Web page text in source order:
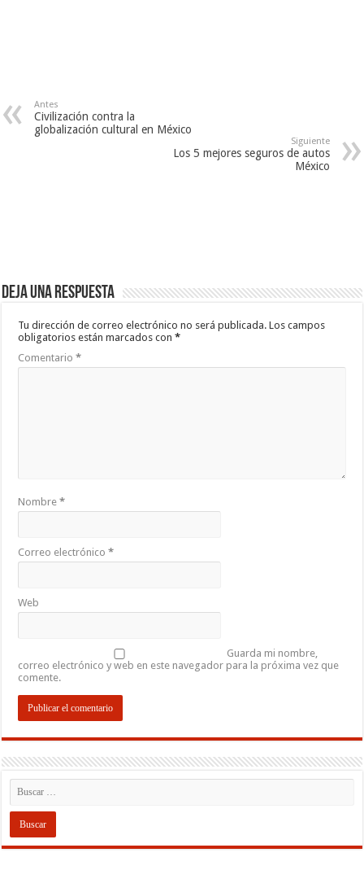
Antes
Civilización contra la
globalización cultural en México
Siguiente
Los 5 mejores seguros de autos
México
Deja una respuesta
Tu dirección de correo electrónico no será publicada. Los campos
obligatorios están marcados con*
Comentario*
Nombre*
Correo electrónico*
Web
Guarda mi nombre,
correo electrónico y web en este navegador para la próxima vez que
comente.